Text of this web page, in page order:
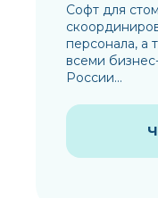
Софт для
персонала, а
всеми
России...